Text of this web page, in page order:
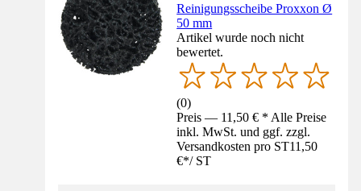
Reinigungsscheibe Proxxon Ø
50 mm
Artikel wurde noch nicht
bewertet.
(0)
Preis — 11,50 € * Alle Preise
inkl. MwSt. und ggf. zzgl.
Versandkosten pro ST11,50
€*/ ST